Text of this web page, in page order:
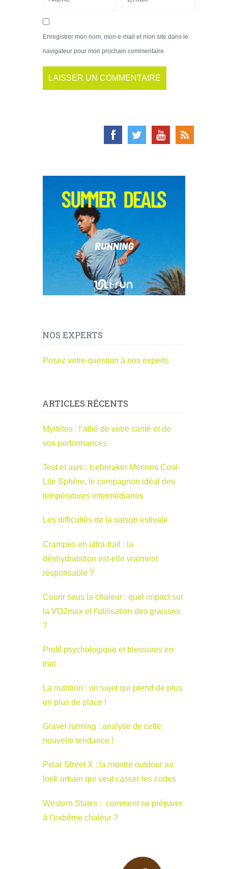
Enregistrer mon nom, mon e-mail et mon site dans le
navigateur pour mon prochain commentaire.
NOS EXPERTS
Posez votre question à nos experts
ARTICLES RÉCENTS
Myrtilles : l’allié de votre santé et de
vos performances
Test et avis : Icebreaker Merinos Cool-
Lite Sphère, le compagnon idéal des
températures intermédiaires
Les difficultés de la saison estivale
Crampes en ultra-trail : la
déshydratation est-elle vraiment
responsable ?
Courir sous la chaleur : quel impact sur
la VO2max et l’utilisation des graisses
?
Profil psychologique et blessures en
trail
La nutrition : un sujet qui prend de plus
en plus de place !
Gravel running : analyse de cette
nouvelle tendance !
Polar Street X : la montre outdoor au
look urbain qui veut casser les codes
Western States : comment se préparer
à l’extrême chaleur ?